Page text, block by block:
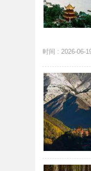
时间 : 2026-06-